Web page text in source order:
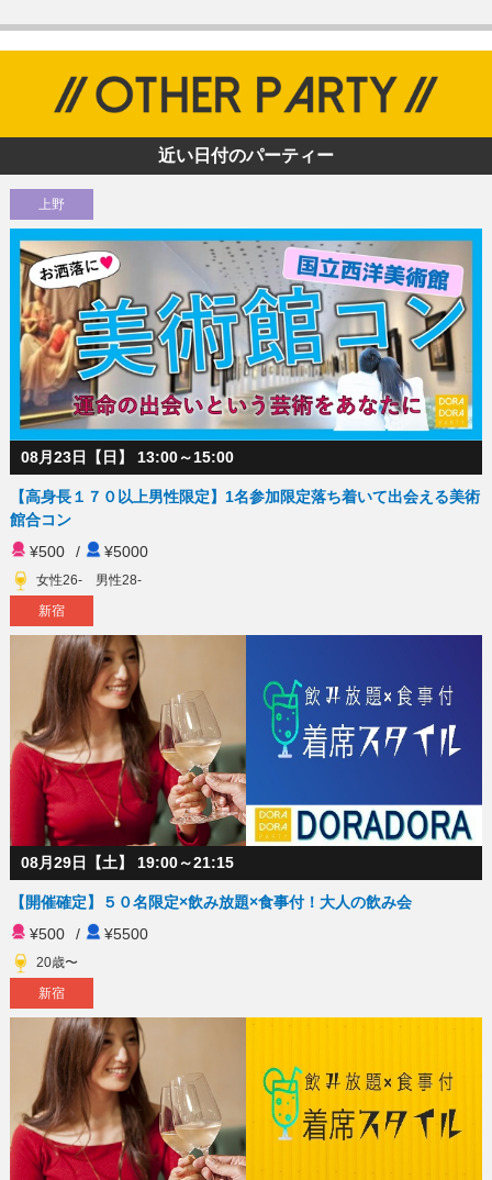
近い日付のパーティー
上野
08月23日【日】 13:00～15:00
【高身長１７０以上男性限定】1名参加限定落ち着いて出会える美術
館合コン
¥500
/ ¥5000
女性26- 男性28-
新宿
08月29日【土】 19:00～21:15
【開催確定】５０名限定×飲み放題×食事付！大人の飲み会
¥500
/ ¥5500
20歳〜
新宿